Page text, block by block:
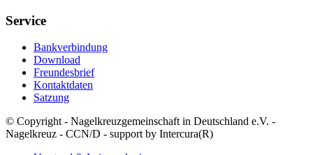
Service
Bankverbindung
Download
Freundesbrief
Kontaktdaten
Satzung
© Copyright - Nagelkreuzgemeinschaft in Deutschland e.V. -
Nagelkreuz - CCN/D - support by Intercura(R)